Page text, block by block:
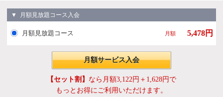
▼ 月額見放題コース入会
月額見放題コース 月額 5,478円
月額サービス入会
【セット割】 なら月額3,122円＋1,628円で
もっとお得にご利用いただけます。